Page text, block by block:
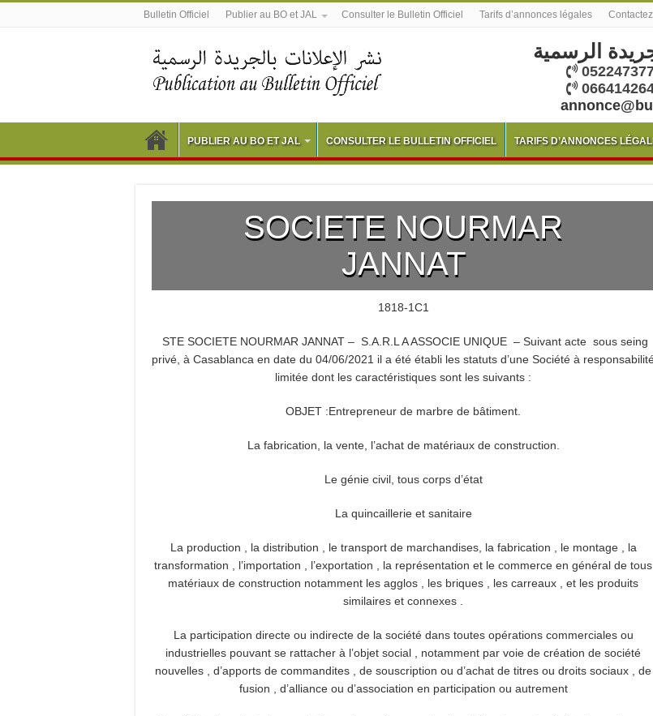
Bulletin Officiel Publier au BO et JAL Consulter le Bulletin Officiel Tarifs d’annonces légales
الرسمية
PUBLIER AU BO ET JAL CONSULTER LE BULLETIN OFFICIEL TARIFS D’ANNONCES
SOCIETE NOURMAR
JANNAT
1818-1C1
STE SOCIETE NOURMAR JANNAT – S.A.R.L A ASSOCIE UNIQUE – Suivant acte sous seing
privé, à Casablanca en date du 04/06/2021 il a été établi les statuts d’une Société à
limitée dont les caractéristiques sont les suivants :
OBJET :Entrepreneur de marbre de bâtiment.
La fabrication, la vente, l’achat de matériaux de construction.
Le génie civil, tous corps d’état
La quincaillerie et sanitaire
La production , la distribution , le transport de marchandises, la fabrication , le montage , la
transformation , l’importation , l’exportation , la représentation et le commerce en général de tous
matériaux de construction notamment les agglos , les briques , les carreaux , et les produits
similaires et connexes .
La participation directe ou indirecte de la société dans toutes opérations commerciales ou
industrielles pouvant se rattacher à l’objet social , notamment par voie de création de société
nouvelles , d’apports de commandites , de souscription ou d’achat de titres ou droits sociaux , de
fusion , d’alliance ou d’association en participation ou autrement